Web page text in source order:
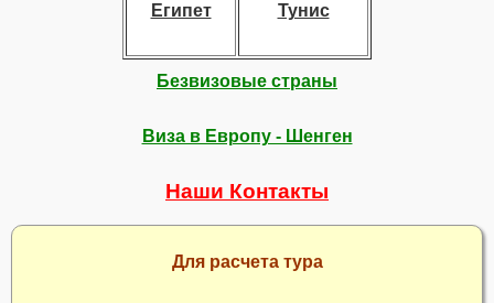
Египет Тунис
Безвизовые страны
Виза в Европу - Шенген
Наши Контакты
Для расчета тура